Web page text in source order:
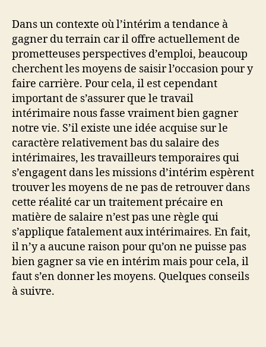
Dans un contexte où l’intérim a tendance à
gagner du terrain car il offre actuellement de
prometteuses perspectives d’emploi, beaucoup
cherchent les moyens de saisir l’occasion pour y
faire carrière. Pour cela, il est cependant
important de s’assurer que le travail
intérimaire nous fasse vraiment bien gagner
notre vie. S’il existe une idée acquise sur le
caractère relativement bas du salaire des
intérimaires, les travailleurs temporaires qui
s’engagent dans les missions d’intérim espèrent
trouver les moyens de ne pas de retrouver dans
cette réalité car un traitement précaire en
matière de salaire n’est pas une règle qui
s’applique fatalement aux intérimaires. En fait,
il n’y a aucune raison pour qu’on ne puisse pas
bien gagner sa vie en intérim mais pour cela, il
faut s’en donner les moyens. Quelques conseils
à suivre.